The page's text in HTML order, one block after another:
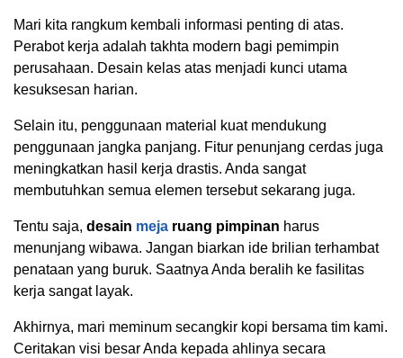
Mari kita rangkum kembali informasi penting di atas.
Perabot kerja adalah takhta modern bagi pemimpin
perusahaan. Desain kelas atas menjadi kunci utama
kesuksesan harian.
Selain itu, penggunaan material kuat mendukung
penggunaan jangka panjang. Fitur penunjang cerdas juga
meningkatkan hasil kerja drastis. Anda sangat
membutuhkan semua elemen tersebut sekarang juga.
Tentu saja, desain meja ruang pimpinan harus
menunjang wibawa. Jangan biarkan ide brilian terhambat
penataan yang buruk. Saatnya Anda beralih ke fasilitas
kerja sangat layak.
Akhirnya, mari meminum secangkir kopi bersama tim kami.
Ceritakan visi besar Anda kepada ahlinya secara